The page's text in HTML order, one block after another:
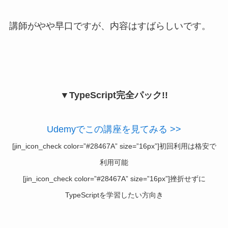
講師がやや早口ですが、内容はすばらしいです。
▼TypeScript完全パック!!
Udemyでこの講座を見てみる >>
[jin_icon_check color=”#28467A” size=”16px”]初回利用は格安で
利用可能
[jin_icon_check color=”#28467A” size=”16px”]挫折せずに
TypeScriptを学習したい方向き